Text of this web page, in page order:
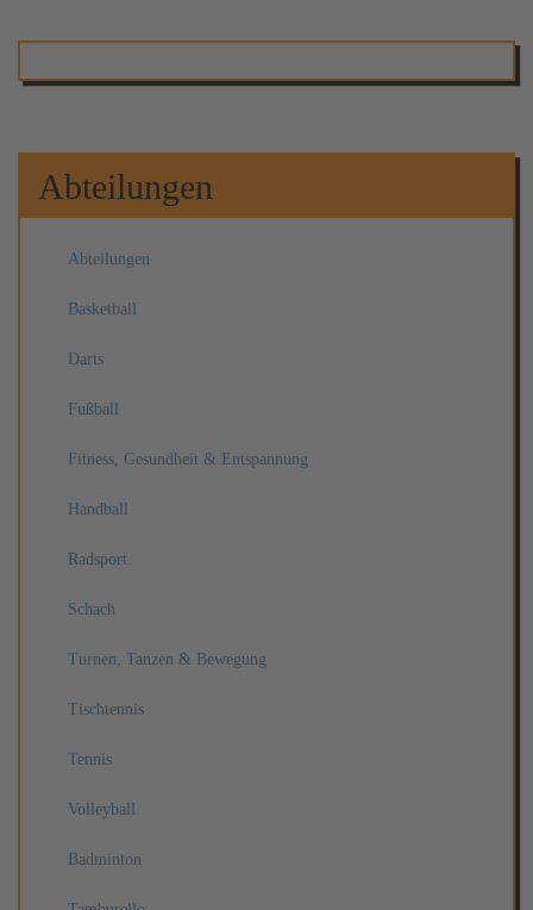
Abteilungen
Abteilungen
Basketball
Darts
Fußball
Fitness, Gesundheit & Entspannung
Handball
Radsport
Schach
Turnen, Tanzen & Bewegung
Tischtennis
Tennis
Volleyball
Badminton